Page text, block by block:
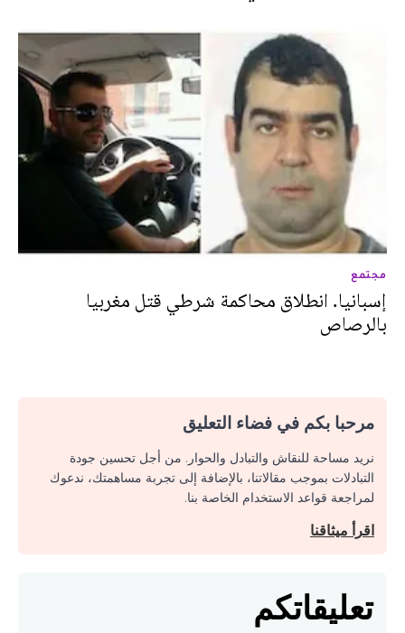
مجتمع
إسبانيا. انطلاق محاكمة شرطي قتل مغربيا
بالرصاص
مرحبا بكم في فضاء التعليق
نريد مساحة للنقاش والتبادل والحوار. من أجل تحسين جودة
التبادلات بموجب مقالاتنا، بالإضافة إلى تجربة مساهمتك، ندعوك
لمراجعة قواعد الاستخدام الخاصة بنا.
اقرأ ميثاقنا
تعليقاتكم